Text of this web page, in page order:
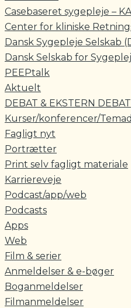
Casebaseret sygepleje –
Center for kliniske
Dansk Sygepleje Selskab
Dansk Selskab for
PEEPtalk
Aktuelt
DEBAT & EKSTERN DEBAT
Kurser/konferencer/
Fagligt nyt
Portrætter
Print selv fagligt materiale
Karriereveje
Podcast/app/web
Podcasts
Apps
Web
Film & serier
Anmeldelser & e-bøger
Boganmeldelser
Filmanmeldelser